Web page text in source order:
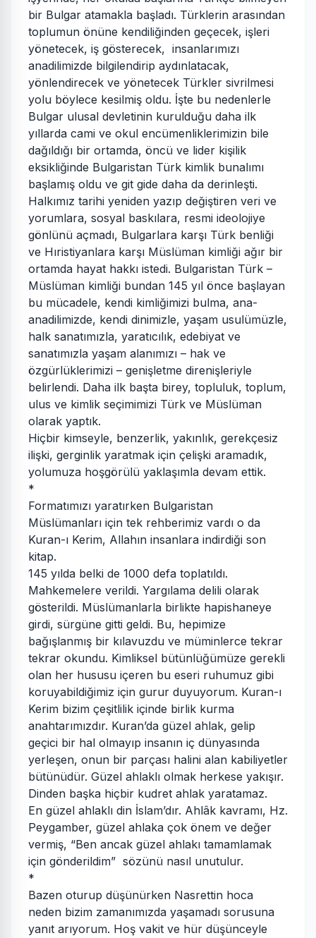
bir Bulgar atamakla başladı. Türklerin arasından
toplumun önüne kendiliğinden geçecek, işleri
yönetecek, iş gösterecek, insanlarımızı
anadilimizde bilgilendirip aydınlatacak,
yönlendirecek ve yönetecek Türkler sivrilmesi
yolu böylece kesilmiş oldu. İşte bu nedenlerle
Bulgar ulusal devletinin kurulduğu daha ilk
yıllarda cami ve okul encümenliklerimizin bile
dağıldığı bir ortamda, öncü ve lider kişilik
eksikliğinde Bulgaristan Türk kimlik bunalımı
başlamış oldu ve git gide daha da derinleşti.
Halkımız tarihi yeniden yazıp değiştiren veri ve
yorumlara, sosyal baskılara, resmi ideolojiye
gönlünü açmadı, Bulgarlara karşı Türk benliği
ve Hıristiyanlara karşı Müslüman kimliği ağır bir
ortamda hayat hakkı istedi. Bulgaristan Türk –
Müslüman kimliği bundan 145 yıl önce başlayan
bu mücadele, kendi kimliğimizi bulma, ana-
anadilimizde, kendi dinimizle, yaşam usulümüzle,
halk sanatımızla, yaratıcılık, edebiyat ve
sanatımızla yaşam alanımızı – hak ve
özgürlüklerimizi – genişletme direnişleriyle
belirlendi. Daha ilk başta birey, topluluk, toplum,
ulus ve kimlik seçimimizi Türk ve Müslüman
olarak yaptık.
Hiçbir kimseyle, benzerlik, yakınlık, gerekçesiz
ilişki, gerginlik yaratmak için çelişki aramadık,
yolumuza hoşgörülü yaklaşımla devam ettik.
*
Formatımızı yaratırken Bulgaristan
Müslümanları için tek rehberimiz vardı o da
Kuran-ı Kerim, Allahın insanlara indirdiği son
kitap.
145 yılda belki de 1000 defa toplatıldı.
Mahkemelere verildi. Yargılama delili olarak
gösterildi. Müslümanlarla birlikte hapishaneye
girdi, sürgüne gitti geldi. Bu, hepimize
bağışlanmış bir kılavuzdu ve müminlerce tekrar
tekrar okundu. Kimliksel bütünlüğümüze gerekli
olan her hususu içeren bu eseri ruhumuz gibi
koruyabildiğimiz için gurur duyuyorum. Kuran-ı
Kerim bizim çeşitlilik içinde birlik kurma
anahtarımızdır. Kuran’da güzel ahlak, gelip
geçici bir hal olmayıp insanın iç dünyasında
yerleşen, onun bir parçası halini alan kabiliyetler
bütünüdür. Güzel ahlaklı olmak herkese yakışır.
Dinden başka hiçbir kudret ahlak yaratamaz.
En güzel ahlaklı din İslam’dır. Ahlâk kavramı, Hz.
Peygamber, güzel ahlaka çok önem ve değer
vermiş, “Ben ancak güzel ahlakı tamamlamak
için gönderildim” sözünü nasıl unutulur.
*
Bazen oturup düşünürken Nasrettin hoca
neden bizim zamanımızda yaşamadı sorusuna
yanıt arıyorum. Hoş vakit ve hür düşünceyle